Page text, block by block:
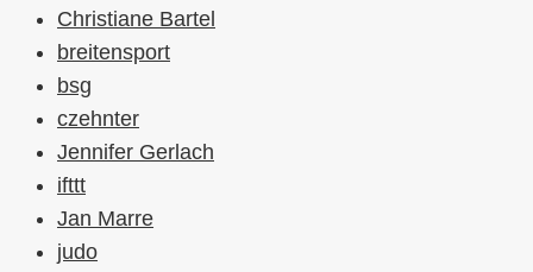
Christiane Bartel
breitensport
bsg
czehnter
Jennifer Gerlach
ifttt
Jan Marre
judo